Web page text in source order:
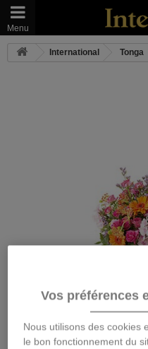
Menu
International Tonga
Vos préférences
Nous utilisons des cookies
le bon fonctionnement du